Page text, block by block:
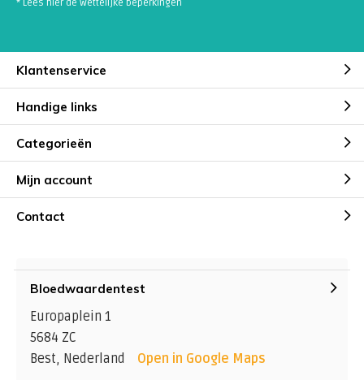
* Lees hier de wettelijke beperkingen
Klantenservice
Handige links
Categorieën
Mijn account
Contact
Bloedwaardentest
Europaplein 1
5684 ZC
Best, Nederland
Open in Google Maps